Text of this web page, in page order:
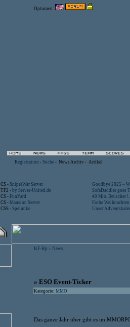
Optionen:
Registration - Suche - News Archiv - Artikel
CS - SniperWar Server
Goodbye 2025 –
TF2 - by Server-United.de
SofaDaddler goes
CS - FunYard
40 Mio. Beuscher
CS - Mansion Server
Frohe
CSS - Spelunke Unser
IsF-Hp > News
» ESO Event-Ticker
Kategorie: MMO
Das ganze Jahr über gibt es im